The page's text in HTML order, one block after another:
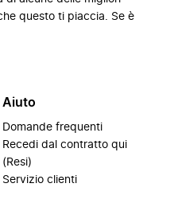
questo ti piaccia. Se è
Aiuto
Domande frequenti
Recedi dal contratto qui
(Resi)
Servizio clienti